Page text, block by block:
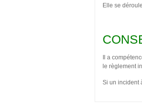
Elle se
Il a
le règlement
Si un incident